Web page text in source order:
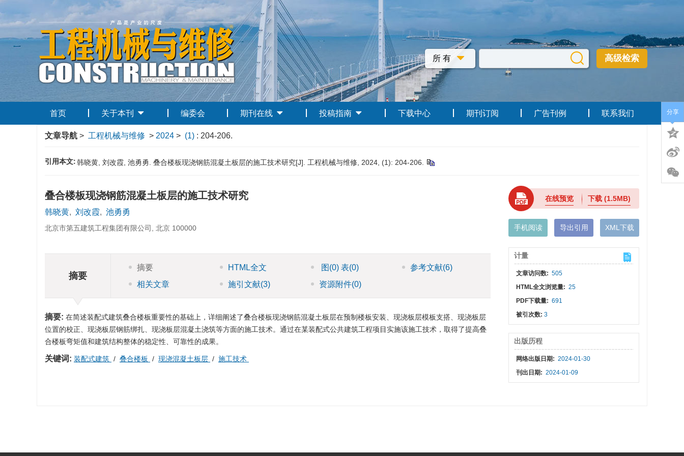
高级检索
首页 关于本刊 编委会 期刊在线 投稿指南 下载中心 期刊订阅 广告刊例 联系我们
文章导航 > 工程机械与维修 > 2024 > (1) : 204-206.
引用本文:韩晓黄, 刘改霞, 池勇勇. 叠合楼板现浇钢筋混凝土板层的施工技术研究[J]. 工程机械与维修, 2024, (1): 204-206.
叠合楼板现浇钢筋混凝土板层的施工技术研究
韩晓黄, 刘改霞, 池勇勇
北京市第五建筑工程集团有限公司, 北京 100000
摘要
摘要 HTML全文 图 (0) 表(0) 参考文献(6)
相关文章
施引文献(3) 资源附件(0)
摘要: 在简述装配式建筑叠合楼板重要性的基础上，详细阐述了叠合楼板现浇钢筋混凝土板层在预制楼板安装、现浇板层模板支搭、现浇板层
位置的校正、现浇板层钢筋绑扎、现浇板层混凝土浇筑等方面的施工技术。通过在某装配式公共建筑工程项目实施该施工技术，取得了提高叠
合楼板弯矩值和建筑结构整体的稳定性、可靠性的成果。
关键词: 装配式建筑 / 叠合楼板 / 现浇混凝土板层 / 施工技术
在线预览 下载(1.5MB)
手机阅读 导出引用 XML下载
计量
文章访问数: 505
HTML全文浏览量: 25
PDF下载量: 691
被引次数:3
出版历程
网络出版日期: 2024-01-30
刊出日期: 2024-01-09
分享